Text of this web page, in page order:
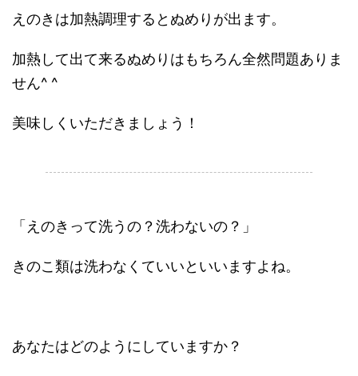
えのきは加熱調理するとぬめりが出ます。
加熱して出て来るぬめりはもちろん全然問題ありま
せん^ ^
美味しくいただきましょう！
「えのきって洗うの？洗わないの？」
きのこ類は洗わなくていいといいますよね。
あなたはどのようにしていますか？